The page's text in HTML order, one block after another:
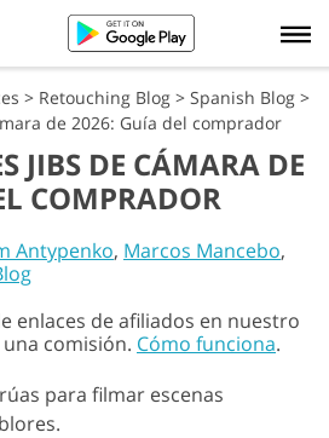
> Retouching Blog > Spanish Blog >
de 2026: Guía del comprador
JIBS DE CÁMARA DE
COMPRADOR
Antypenko, Marcos Mancebo,
enlaces de afiliados en nuestro
comisión. Cómo funciona.
para filmar escenas